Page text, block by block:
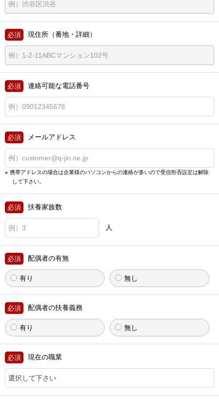
現住所（番地・詳細）
連絡可能な電話番号
メールアドレス
携帯アドレスの場合は企業様のパソコンからの連絡が多いので受信拒否設定は解除
して下さい。
扶養家族数
人
配偶者の有無
有り 無し
配偶者の扶養義務
有り 無し
現在の職業